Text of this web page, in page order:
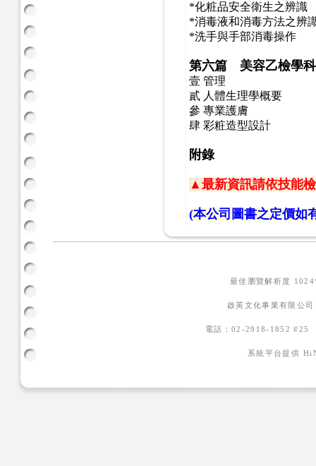
*化粧品安全衛生之辨識
*消毒液和消毒方法之辨
*洗手與手部消毒操作
第六篇 美容乙檢學
壹 管理
貳 人體生理學概要
參 專業護膚
肆 彩粧造型設計
附錄
▲最新資訊請依技能
(本公司圖書之定價如
最佳瀏覽解析度
啟英文化事業有限公
電話：02-2918-1852
系統平台提供